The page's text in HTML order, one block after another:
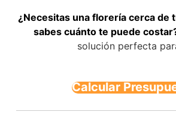
¿Necesitas una florería cerca de
sabes cuánto te puede
solución perfecta
Calcular